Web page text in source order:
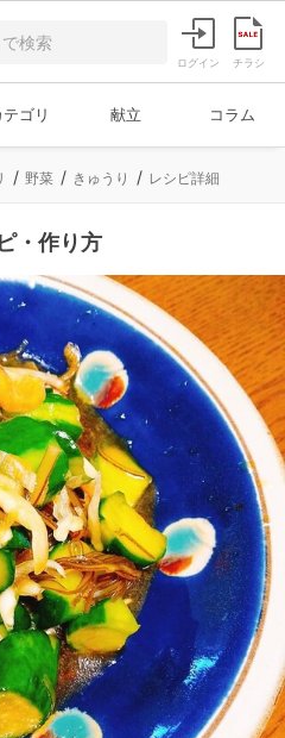
ログイン チラシ
テゴリ 献立 コラム
野菜 きゅうり レシピ詳細
・作り方